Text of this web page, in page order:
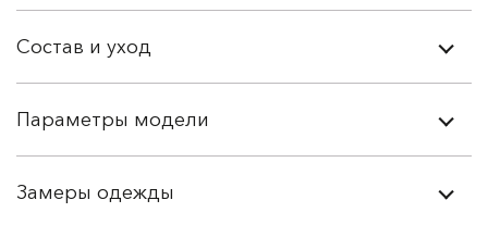
Состав и уход
Параметры модели
Замеры одежды